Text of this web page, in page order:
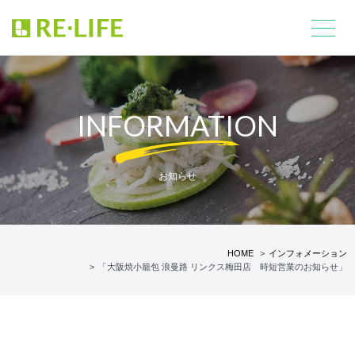
INFORMATION
お知らせ
HOME
インフォメーション
「大阪焼小籠包 浪曼路 リンクス梅田店 時短営業のお知らせ」